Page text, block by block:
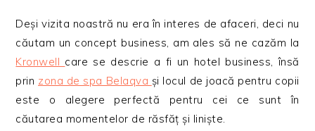
Deși vizita noastră nu era în interes de afaceri, deci nu
căutam un concept business, am ales să ne cazăm la
Kronwell care se descrie a fi un hotel business, însă
prin zona de spa Belaqva și locul de joacă pentru copii
este o alegere perfectă pentru cei ce sunt în
căutarea momentelor de răsfăț și liniște.